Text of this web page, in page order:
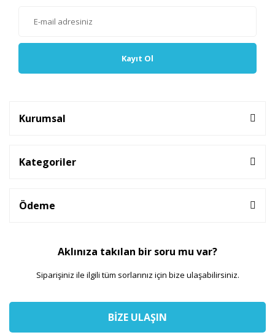
Kayıt Ol
Kurumsal
Kategoriler
Ödeme
Aklınıza takılan bir soru mu var?
Siparişiniz ile ilgili tüm sorlarınız için bize ulaşabilirsiniz.
BİZE ULAŞIN